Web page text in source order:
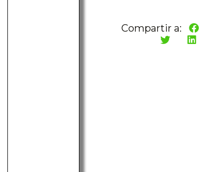
Compartir a: